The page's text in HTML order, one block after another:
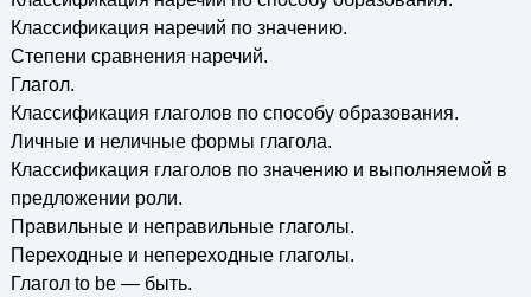
Классификация наречий по значению.
Степени сравнения наречий.
Глагол.
Классификация глаголов по способу образования.
Личные и неличные формы глагола.
Классификация глаголов по значению и выполняемой в
предложении роли.
Правильные и неправильные глаголы.
Переходные и непереходные глаголы.
Глагол to be — быть.